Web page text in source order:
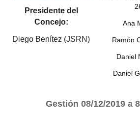
Presidente del
Concejo:
Diego Benítez (JSRN)
Ana
Ramón
Daniel
Daniel
Gestión 08/12/2019 a